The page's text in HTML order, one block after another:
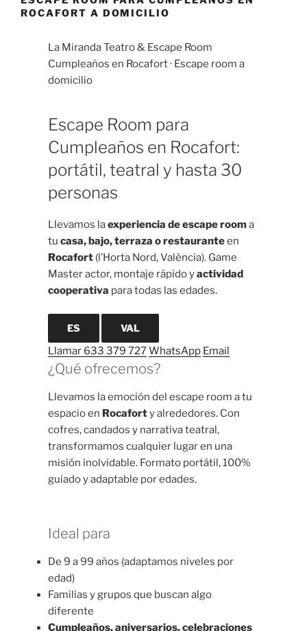
ROCAFORT A DOMICILIO
La Miranda Teatro & Escape Room
Cumpleaños en Rocafort · Escape room a
domicilio
Escape Room para
Cumpleaños en Rocafort:
portátil, teatral y hasta 30
personas
Llevamos laexperiencia de escape rooma
tu casa, bajo, terraza o restauranteen
Rocafort (l’Horta Nord, València). Game
Master actor, montaje rápido yactividad
cooperativa para todas las edades.
ES VAL
Llamar 633 379 727WhatsApp Email
¿Qué ofrecemos?
Llevamos la emoción del escape room a tu
espacio en Rocaforty alrededores. Con
cofres, candados y narrativa teatral,
transformamos cualquier lugar en una
misión inolvidable. Formato portátil, 100%
guiado y adaptable por edades.
Ideal para
De 9 a 99 años (adaptamos niveles por
edad)
Familias y grupos que buscan algo
diferente
Cumpleaños, aniversarios, celebraciones